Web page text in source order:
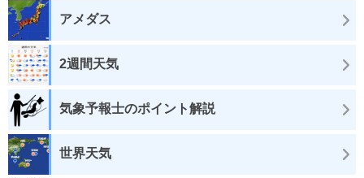
アメダス
2週間天気
気象予報士のポイント解説
世界天気